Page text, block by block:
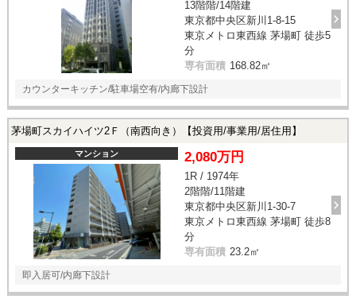
13階階/14階建
東京都中央区新川1-8-15
東京メトロ東西線 茅場町 徒歩5
分
専有面積 168.82㎡
カウンターキッチン/駐車場空有/内廊下設計
茅場町スカイハイツ2Ｆ（南西向き）【投資用/事業用/居住用】
マンション 2,080万円
1R / 1974年
2階階/11階建
東京都中央区新川1-30-7
東京メトロ東西線 茅場町 徒歩8
分
専有面積 23.2㎡
即入居可/内廊下設計